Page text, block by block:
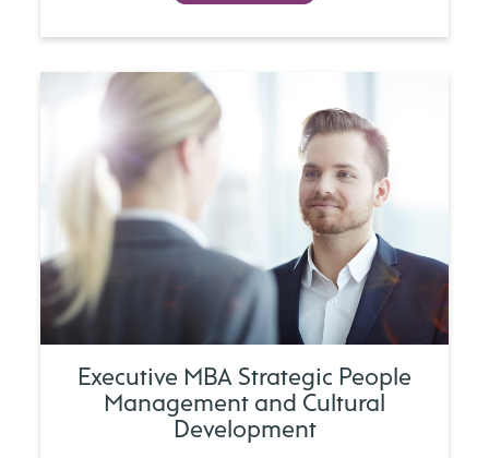
Executive MBA Strategic People
Management and Cultural
Development